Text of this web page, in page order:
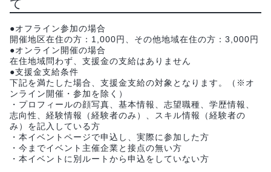
て
●オフライン参加の場合
開催地区在住の方：1,000円、その他地域在住の方：3,000円
●オンライン開催の場合
在住地域問わず、支援金の支給はありません
●支援金支給条件
下記を満たした場合、支援金支給の対象となります。（※オ
ンライン開催・参加を除く）
・プロフィールの顔写真、基本情報、志望職種、学歴情報、
志向性、経験情報（経験者のみ）、スキル情報（経験者の
み）を記入している方
・本イベントページで申込し、実際に参加した方
・今までイベント主催企業と接点の無い方
・本イベントに別ルートから申込をしていない方